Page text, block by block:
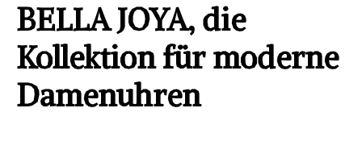
BELLA JOYA, die
Kollektion für moderne
Damenuhren